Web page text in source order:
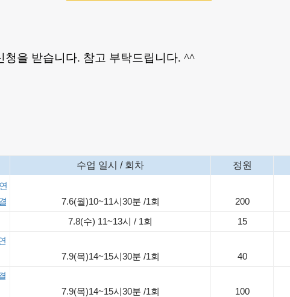
청을 받습니다. 참고 부탁드립니다. ^^
수업 일시 / 회차 정원
7.6(월)10~11시30분 /1회 200
7.8(수) 11~13시 / 1회 15
7.9(목)14~15시30분 /1회 40
7.9(목)14~15시30분 /1회 100